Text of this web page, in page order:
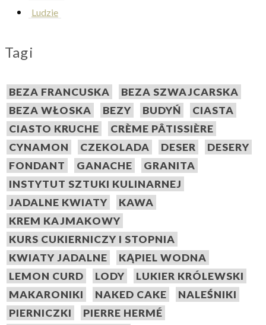
Ludzie
Tagi
BEZA FRANCUSKA
BEZA SZWAJCARSKA
BEZA WŁOSKA
BEZY BUDYŃ
CIASTA
CIASTO KRUCHE
CRÈME PÂTISSIÈRE
CYNAMON
CZEKOLADA DESER
DESERY
FONDANT
GANACHE
GRANITA
INSTYTUT SZTUKI KULINARNEJ
JADALNE KWIATY
KAWA
KREM KAJMAKOWY
KURS CUKIERNICZY I STOPNIA
KWIATY JADALNE
KĄPIEL WODNA
LEMON CURD
LODY
LUKIER KRÓLEWSKI
MAKARONIKI
NAKED CAKE
NALEŚNIKI
PIERNICZKI
PIERRE HERMÉ